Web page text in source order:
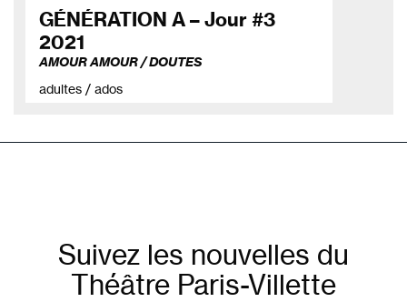
GÉNÉRATION A – Jour #3
2021
AMOUR AMOUR / DOUTES
adultes / ados
Suivez les nouvelles du
Théâtre Paris-Villette